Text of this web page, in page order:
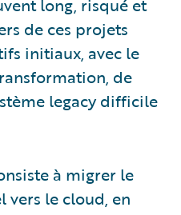
long, risqué et
de ces projets
initiaux, avec le
de
legacy difficile
à migrer le
vers le cloud, en